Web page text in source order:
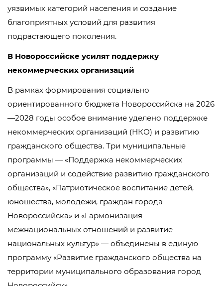
уязвимых категорий населения и создание
благоприятных условий для развития
подрастающего поколения.
В Новороссийске усилят поддержку
некоммерческих организаций
В рамках формирования социально
ориентированного бюджета Новороссийска на 2026
—2028 годы особое внимание уделено поддержке
некоммерческих организаций (НКО) и развитию
гражданского общества. Три муниципальные
программы — «Поддержка некоммерческих
организаций и содействие развитию гражданского
общества», «Патриотическое воспитание детей,
юношества, молодежи, граждан города
Новороссийска» и «Гармонизация
межнациональных отношений и развитие
национальных культур» — объединены в единую
программу «Развитие гражданского общества на
территории муниципального образования город